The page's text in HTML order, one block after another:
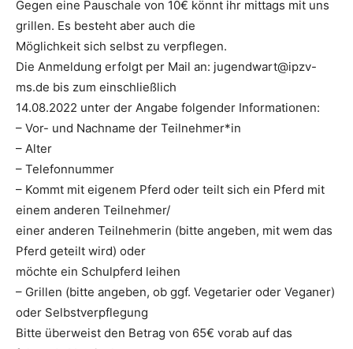
Gegen eine Pauschale von 10€ könnt ihr mittags mit uns
grillen. Es besteht aber auch die
Möglichkeit sich selbst zu verpflegen.
Die Anmeldung erfolgt per Mail an: jugendwart@ipzv-
ms.de bis zum einschließlich
14.08.2022 unter der Angabe folgender Informationen:
– Vor- und Nachname der Teilnehmer*in
– Alter
– Telefonnummer
– Kommt mit eigenem Pferd oder teilt sich ein Pferd mit
einem anderen Teilnehmer/
einer anderen Teilnehmerin (bitte angeben, mit wem das
Pferd geteilt wird) oder
möchte ein Schulpferd leihen
– Grillen (bitte angeben, ob ggf. Vegetarier oder Veganer)
oder Selbstverpflegung
Bitte überweist den Betrag von 65€ vorab auf das